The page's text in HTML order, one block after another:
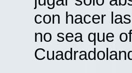
con hacer
no sea que